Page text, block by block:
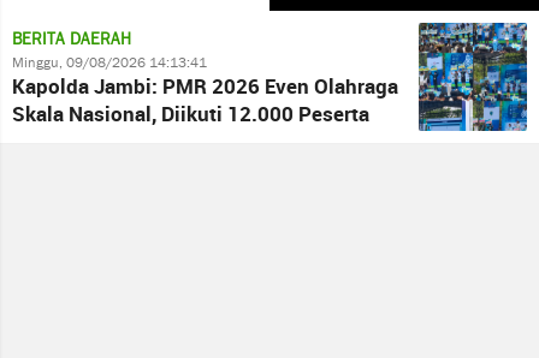
BERITA DAERAH
Minggu, 09/08/2026 14:13:41
Kapolda Jambi: PMR 2026 Even Olahraga
Skala Nasional, Diikuti 12.000 Peserta